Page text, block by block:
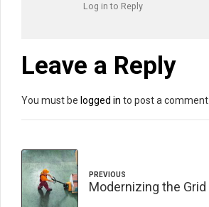
Log in to Reply
Leave a Reply
You must be logged in to post a comment.
PREVIOUS
Modernizing the Grid